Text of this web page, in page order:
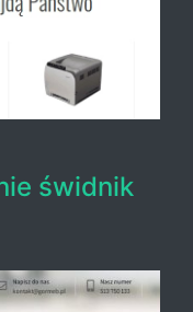
świdnik